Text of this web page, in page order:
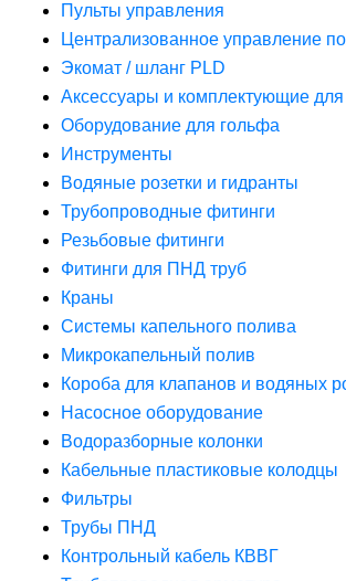
Пульты управления
Централизованное управление
Экомат / шланг PLD
Аксессуары и комплектующие
Оборудование для гольфа
Инструменты
Водяные розетки и гидранты
Трубопроводные фитинги
Резьбовые фитинги
Фитинги для ПНД труб
Краны
Системы капельного полива
Микрокапельный полив
Короба для клапанов и водяных
Насосное оборудование
Водоразборные колонки
Кабельные пластиковые колодцы
Фильтры
Трубы ПНД
Контрольный кабель КВВГ